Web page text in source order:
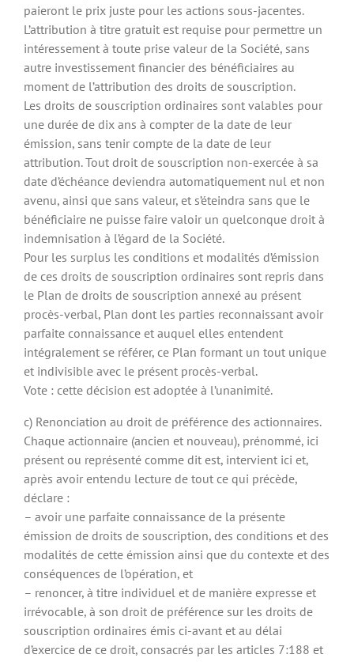
paieront le prix juste pour les actions sous-jacentes.
L’attribution à titre gratuit est requise pour permettre un
intéressement à toute prise valeur de la Société, sans
autre investissement financier des bénéficiaires au
moment de l’attribution des droits de souscription.
Les droits de souscription ordinaires sont valables pour
une durée de dix ans à compter de la date de leur
émission, sans tenir compte de la date de leur
attribution. Tout droit de souscription non-exercée à sa
date d’échéance deviendra automatiquement nul et non
avenu, ainsi que sans valeur, et s’éteindra sans que le
bénéficiaire ne puisse faire valoir un quelconque droit à
indemnisation à l’égard de la Société.
Pour les surplus les conditions et modalités d’émission
de ces droits de souscription ordinaires sont repris dans
le Plan de droits de souscription annexé au présent
procès-verbal, Plan dont les parties reconnaissant avoir
parfaite connaissance et auquel elles entendent
intégralement se référer, ce Plan formant un tout unique
et indivisible avec le présent procès-verbal.
Vote : cette décision est adoptée à l’unanimité.
c) Renonciation au droit de préférence des actionnaires.
Chaque actionnaire (ancien et nouveau), prénommé, ici
présent ou représenté comme dit est, intervient ici et,
après avoir entendu lecture de tout ce qui précède,
déclare :
– avoir une parfaite connaissance de la présente
émission de droits de souscription, des conditions et des
modalités de cette émission ainsi que du contexte et des
conséquences de l’opération, et
– renoncer, à titre individuel et de manière expresse et
irrévocable, à son droit de préférence sur les droits de
souscription ordinaires émis ci-avant et au délai
d’exercice de ce droit, consacrés par les articles 7:188 et